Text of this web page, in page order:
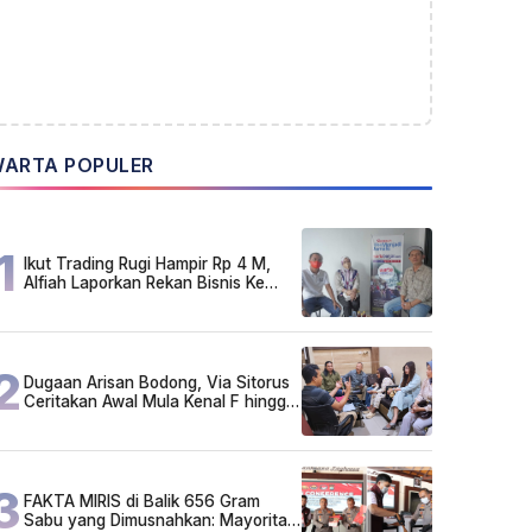
POPULER
Ikut Trading Rugi Hampir Rp 4 M,
Alfiah Laporkan Rekan Bisnis Ke
Dugaan Arisan Bodong, Via Sitorus
Ceritakan Awal Mula Kenal F hingga
FAKTA MIRIS di Balik 656 Gram
Sabu yang Dimusnahkan: Mayoritas